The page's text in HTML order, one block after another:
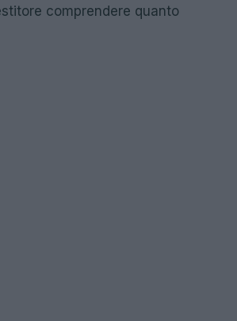
comprendere quanto